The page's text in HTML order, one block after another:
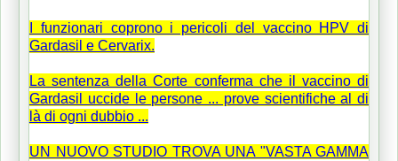
I funzionari coprono i pericoli del vaccino HPV di
Gardasil e Cervarix.
La sentenza della Corte conferma che il vaccino di
Gardasil uccide le persone ... prove scientifiche al di
là di ogni dubbio ...
UN NUOVO STUDIO TROVA UNA "VASTA GAMMA